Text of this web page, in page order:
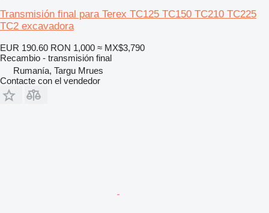
Transmisión final para Terex TC125 TC150 TC210 TC225
TC2 excavadora
EUR 190.60 RON 1,000 ≈ MX$3,790
Recambio - transmisión final
Rumanía, Targu Mrues
Contacte con el vendedor